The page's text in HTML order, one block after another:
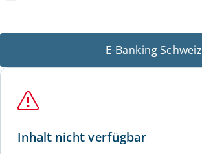
E-Banking Schweiz
Inhalt nicht verfügbar